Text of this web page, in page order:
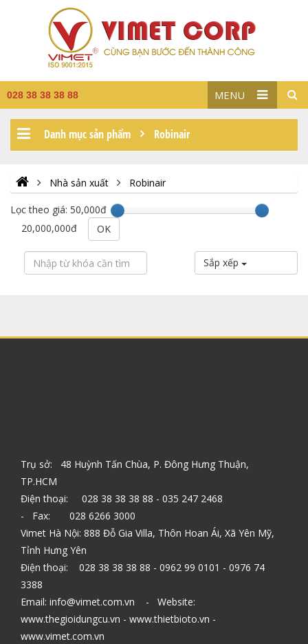
028 38 38 38 88 MENU
Danh mục sản phẩm Robinair
Nhà sản xuất Robinair
Lọc theo giá: 50,000đ
20,000,000đ
OK
Sắp xếp
Trụ sở: 48 Huỳnh Tấn Chùa, P. Đông Hưng Thuận,
TP.HCM
Điện thoại: 028 38 38 38 88 - 035 247 2468
- Fax: 028 6266 3000
Vimet Hà Nội: 888 Đỗ Gia Villa, Thôn Hoan Ái, Xã Yên Mỹ,
Tỉnh Hưng Yên
Điện thoại: 028 38 38 38 88 - 0962 99 0101 - 0976 74
3388
Email: info@vimet.com.vn - Website:
www.thegioidungcu.vn - www.thietbioto.vn -
www.vimet.com.vn